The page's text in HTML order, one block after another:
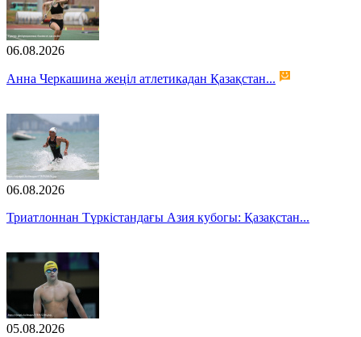
06.08.2026
Анна Черкашина жеңіл атлетикадан Қазақстан...
06.08.2026
Триатлоннан Түркістандағы Азия кубогы: Қазақстан...
05.08.2026